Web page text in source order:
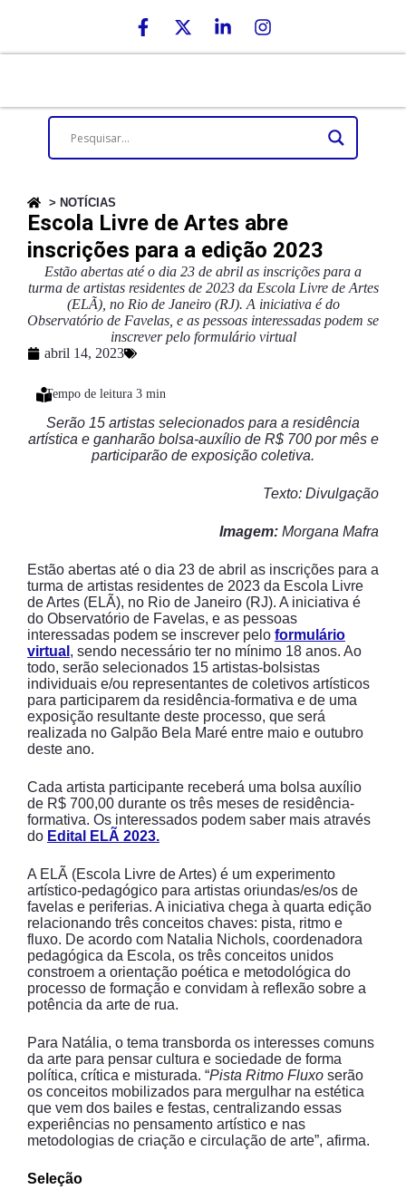
> NOTÍCIAS
Escola Livre de Artes abre
inscrições para a edição 2023
Estão abertas até o dia 23 de abril as inscrições para a
turma de artistas residentes de 2023 da Escola Livre de Artes
(ELÃ), no Rio de Janeiro (RJ). A iniciativa é do
Observatório de Favelas, e as pessoas interessadas podem se
inscrever pelo formulário virtual
abril 14, 2023
Serão 15 artistas selecionados para a residência
artística e ganharão bolsa-auxílio de R$ 700 por mês e
participarão de exposição coletiva.
Texto: Divulgação
Imagem: Morgana Mafra
Estão abertas até o dia 23 de abril as inscrições para a
turma de artistas residentes de 2023 da Escola Livre
de Artes (ELÃ), no Rio de Janeiro (RJ). A iniciativa é
do Observatório de Favelas, e as pessoas
interessadas podem se inscrever pelo formulário
virtual , sendo necessário ter no mínimo 18 anos. Ao
todo, serão selecionados 15 artistas-bolsistas
individuais e/ou representantes de coletivos artísticos
para participarem da residência-formativa e de uma
exposição resultante deste processo, que será
realizada no Galpão Bela Maré entre maio e outubro
deste ano.
Cada artista participante receberá uma bolsa auxílio
de R$ 700,00 durante os três meses de residência-
formativa. Os interessados podem saber mais através
do Edital ELÃ 2023.
A ELÃ (Escola Livre de Artes) é um experimento
artístico-pedagógico para artistas oriundas/es/os de
favelas e periferias. A iniciativa chega à quarta edição
relacionando três conceitos chaves: pista, ritmo e
fluxo. De acordo com Natalia Nichols, coordenadora
pedagógica da Escola, os três conceitos unidos
constroem a orientação poética e metodológica do
processo de formação e convidam à reflexão sobre a
potência da arte de rua.
Para Natália, o tema transborda os interesses comuns
da arte para pensar cultura e sociedade de forma
política, crítica e misturada. “Pista Ritmo Fluxo serão
os conceitos mobilizados para mergulhar na estética
que vem dos bailes e festas, centralizando essas
experiências no pensamento artístico e nas
metodologias de criação e circulação de arte”, afirma.
Seleção